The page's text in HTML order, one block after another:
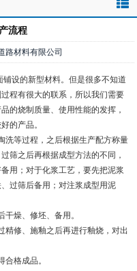
流程
路材料有限公司
设的新型材料。但是很多不知道
程有很大的联系，所以我们需要
的烧制质量、使用性能的发挥，
的产品。
等过程，之后根据生产配方称量
筛之后再根据成型方法的不同，
用；对于化浆工艺，要先把泥浆
过筛后备用；对注浆成型用泥
燥、修坯、备用。
修、施釉之后再进行釉烧，对出
格成品。